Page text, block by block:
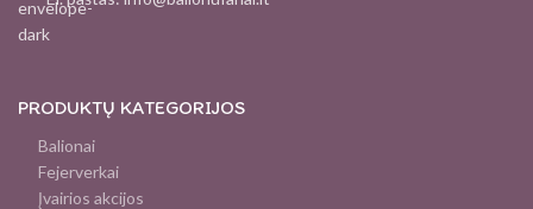
PRODUKTŲ KATEGORIJOS
Balionai
Fejerverkai
Įvairios akcijos